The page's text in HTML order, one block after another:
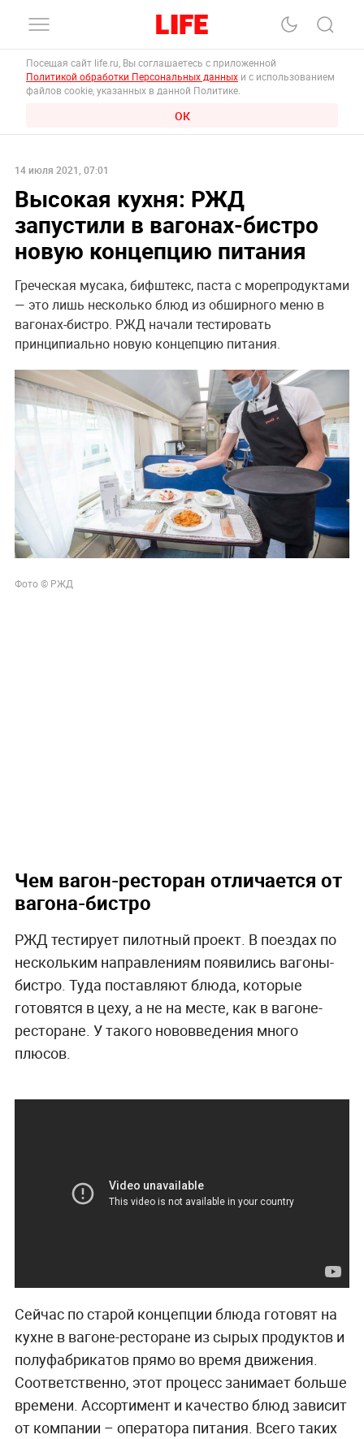
Посещая сайт life.ru, Вы соглашаетесь с приложенной
Политикой обработки Персональных данных и с использованием
файлов cookie, указанных в данной Политике.
ОК
14 июля 2021, 07:01
Высокая кухня: РЖД
запустили в вагонах-бистро
новую концепцию питания
Греческая мусака, бифштекс, паста с морепродуктами
— это лишь несколько блюд из обширного меню в
вагонах-бистро. РЖД начали тестировать
принципиально новую концепцию питания.
Фото © РЖД
Чем вагон-ресторан отличается от
вагона-бистро
РЖД тестирует пилотный проект. В поездах по
нескольким направлениям появились вагоны-
бистро. Туда поставляют блюда, которые
готовятся в цеху, а не на месте, как в вагоне-
ресторане. У такого нововведения много
плюсов.
Сейчас по старой концепции блюда готовят на
кухне в вагоне-ресторане из сырых продуктов и
полуфабрикатов прямо во время движения.
Соответственно, этот процесс занимает больше
времени. Ассортимент и качество блюд зависит
от компании – оператора питания. Всего таких